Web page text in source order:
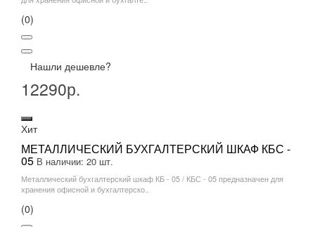
(0)
Нашли дешевле?
12290р.
Хит
МЕТАЛЛИЧЕСКИЙ БУХГАЛТЕРСКИЙ ШКАФ КБС -
05 В наличии: 20 шт.
Металлический бухгалтерский шкаф КБ - 05 / КБС - 05 предназначен для
хранения офисной и бухгалтерско..
(0)